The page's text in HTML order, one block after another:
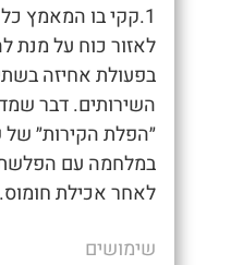
1.קקי בו המאמץ
לאזור כוח על מנת
בפעולת אחיזה
השירותים. דבר
״הפלת הקירות״
במלחמה עם
לאחר אכילת חומוס.
שימושים